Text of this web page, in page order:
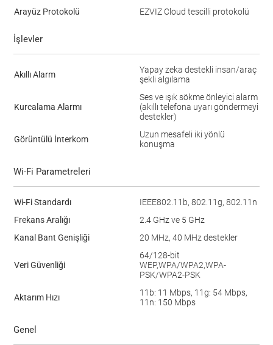
Arayüz Protokolü
EZVIZ Cloud tescilli protokolü
İşlevler
Akıllı Alarm
Yapay zeka destekli insan/araç
şekli algılama
Kurcalama Alarmı
Ses ve ışık sökme önleyici alarm
(akıllı telefona uyarı göndermeyi
destekler)
Görüntülü İnterkom
Uzun mesafeli iki yönlü
konuşma
Wi-Fi Parametreleri
Wi-Fi Standardı
IEEE802.11b, 802.11g, 802.11n
Frekans Aralığı
2.4 GHz ve 5 GHz
Kanal Bant Genişliği
20 MHz, 40 MHz destekler
Veri Güvenliği
64/128-bit
WEP,WPA/WPA2,WPA-
PSK/WPA2-PSK
Aktarım Hızı
11b: 11 Mbps, 11g: 54 Mbps,
11n: 150 Mbps
Genel